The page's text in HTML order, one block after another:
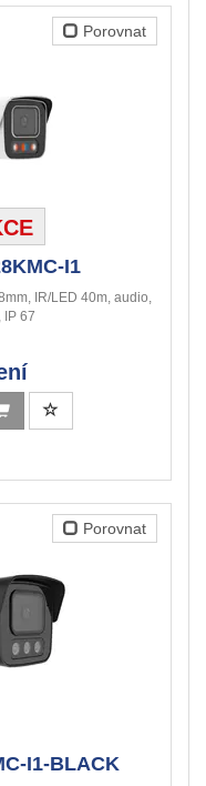
Porovnat
I1
IR/LED 40m, audio,
IP 67
Porovnat
I1-BLACK